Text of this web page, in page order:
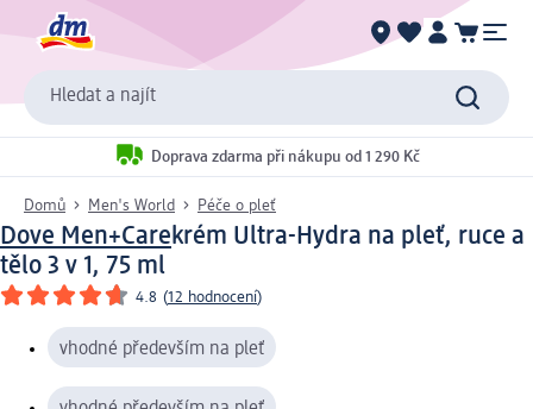
Hledat a najít
Doprava zdarma při nákupu od 1 290 Kč
Domů Men's World Péče o pleť
Dove Men+Carekrém Ultra-Hydra na pleť, ruce a
tělo 3 v 1, 75 ml
4.8 (12 hodnocení)
vhodné především na pleť